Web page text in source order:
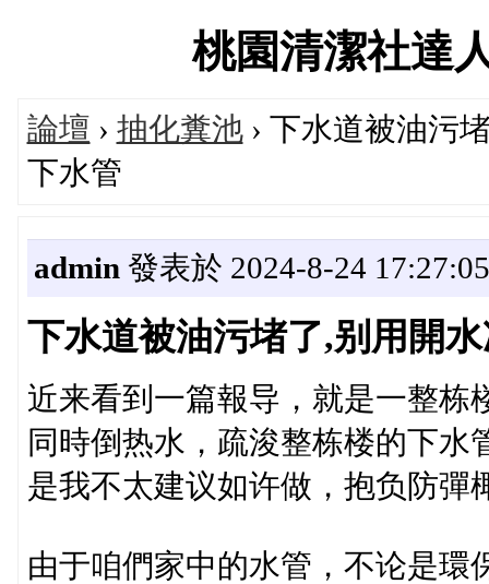
桃園清潔社達
論壇 › 抽化糞池› 下水道被油污
下水管
admin 發表於 2024-8-24 17:27:05
下水道被油污堵了,别用開
近来看到一篇報导，就是一整栋
同時倒热水，疏浚整栋楼的下
是我不太建议如许做，抱负防彈
由于咱們家中的水管，不论是環